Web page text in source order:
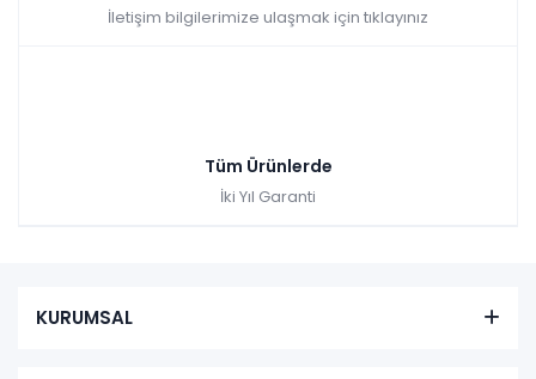
İletişim bilgilerimize ulaşmak için tıklayınız
Tüm Ürünlerde
İki Yıl Garanti
KURUMSAL